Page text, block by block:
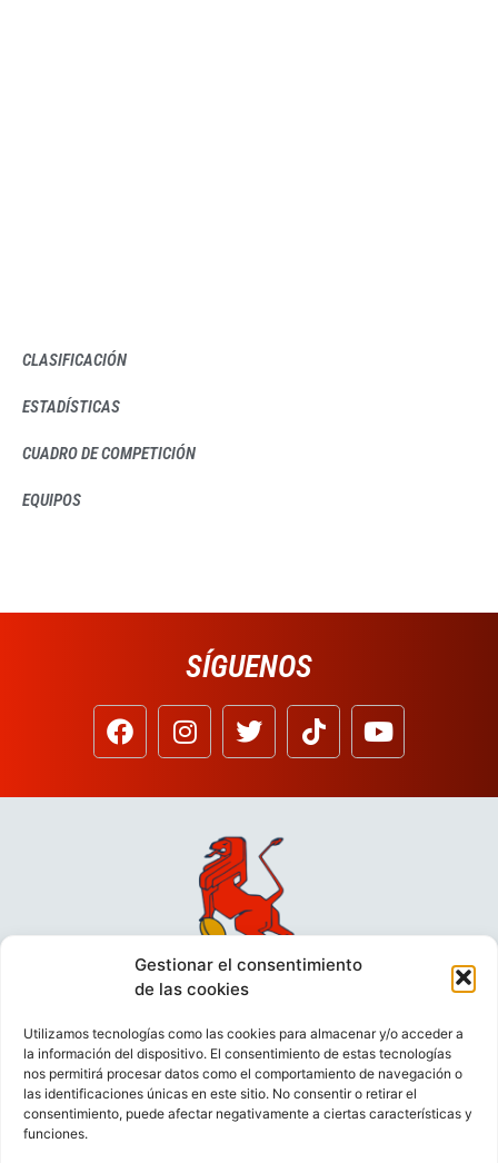
Gestionar el consentimiento
de las cookies
Utilizamos tecnologías como las cookies para almacenar y/o acceder a
la información del dispositivo. El consentimiento de estas tecnologías
nos permitirá procesar datos como el comportamiento de navegación o
las identificaciones únicas en este sitio. No consentir o retirar el
consentimiento, puede afectar negativamente a ciertas características y
funciones.
CLASIFICACIÓN
ESTADÍSTICAS
CUADRO DE COMPETICIÓN
EQUIPOS
SÍGUENOS